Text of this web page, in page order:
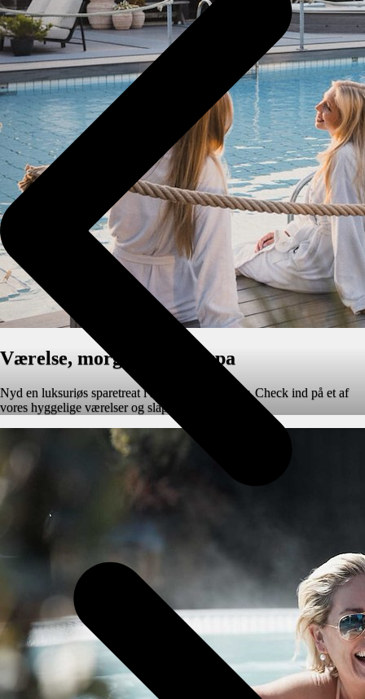
Værelse, morgenmad og spa
Nyd en luksuriøs sparetreat i smukke omgivelser. Check ind på et af
vores hyggelige værelser og slap af i spaen.